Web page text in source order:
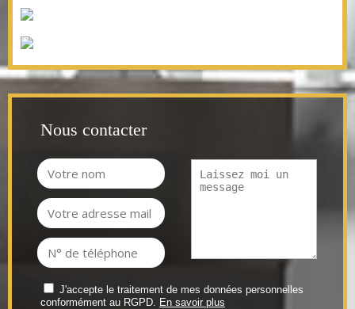
Nous contacter
J'accepte le traitement de mes données personnelles
conformément au RGPD. En savoir plus